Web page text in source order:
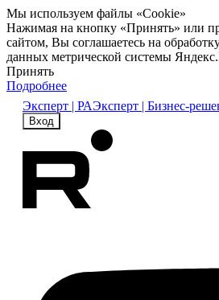
Мы используем файлы «Cookie»
Нажимая на кнопку «Принять» или
сайтом, Вы соглашаетесь на
данных метрической системы
Принять
Подробнее
Эксперт | РАЭксперт | Бизнес-
Вход